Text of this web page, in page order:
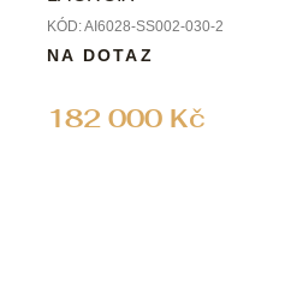
KÓD:AI6028-SS002-030-2
182 000 Kč
NA DOTAZ